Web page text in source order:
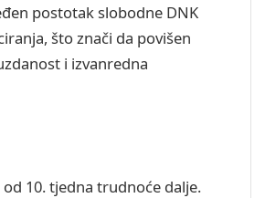
postotak slobodne DNK
što znači da povišen
i izvanredna
10. tjedna trudnoće dalje.